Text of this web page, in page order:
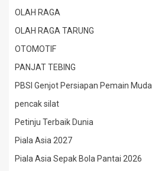
OLAH RAGA
OLAH RAGA TARUNG
OTOMOTIF
PANJAT TEBING
PBSI Genjot Persiapan Pemain Muda
pencak silat
Petinju Terbaik Dunia
Piala Asia 2027
Piala Asia Sepak Bola Pantai 2026